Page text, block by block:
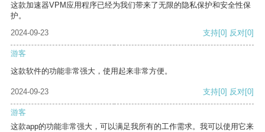
这款加速器VPM应用程序已经为我们带来了无限的隐私保护和安全性保
护。
2024-09-23
支持[0] 反对[0]
游客
这款软件的功能非常强大，使用起来非常方便。
2024-09-23 支持[0] 反对[0]
游客
这款app的功能非常强大，可以满足我所有的工作需求。我可以使用它来